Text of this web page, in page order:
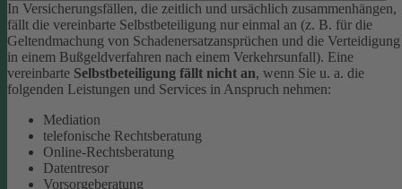
In Versicherungsfällen, die zeitlich und ursächlich zusammenhängen,
fällt die vereinbarte Selbstbeteiligung nur einmal an (z. B. für die
Geltendmachung von Schadenersatzansprüchen und die Verteidigung
in einem Bußgeldverfahren nach einem Verkehrsunfall). Eine
vereinbarte Selbstbeteiligung fällt nicht an, wenn Sie u. a. die
folgenden Leistungen und Services in Anspruch nehmen:
Mediation
telefonische Rechtsberatung
Online-Rechtsberatung
Datentresor
Vorsorgeberatung